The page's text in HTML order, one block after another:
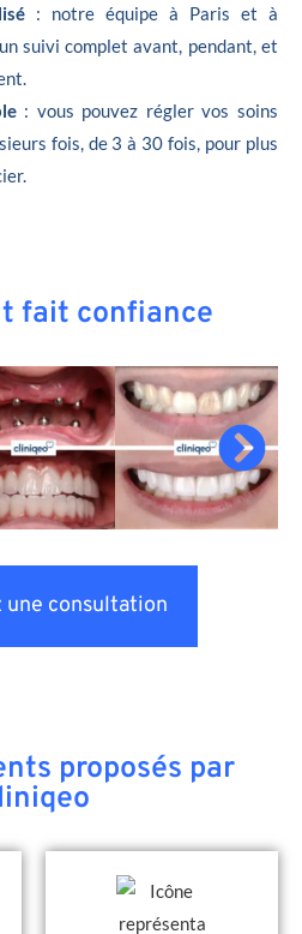
: notre équipe à Paris et à
suivi complet avant, pendant, et
: vous pouvez régler vos soins
fois, de 3 à 30 fois, pour plus
fait confiance
une consultation
proposés par